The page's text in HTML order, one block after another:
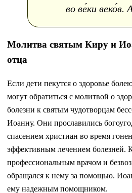
во ве́ки веко́в.
Молитва святым Киру и
отца
Если дети пекутся о здоровье
могут обратиться с молитвой о
болезни к святым чудотворцам
Иоанну. Они прославились
спасением христиан во время
эффективным лечением болезней.
профессиональным врачом и
обращался к нему за помощью.
ему надежным помощником.